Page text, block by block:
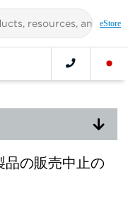
eStore
品の販売中止の